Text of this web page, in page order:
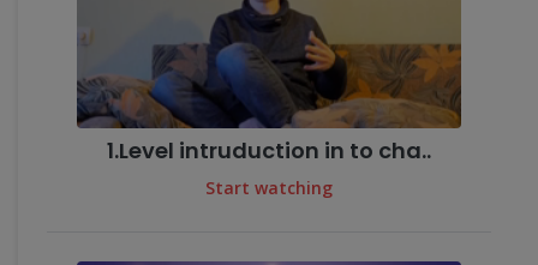
1.Level intruduction in to cha..
Start watching